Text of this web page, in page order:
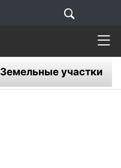
Земельные участки